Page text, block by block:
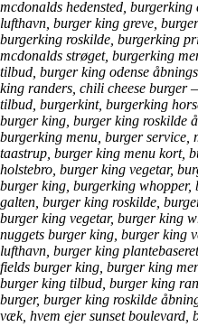
mcdonalds hedensted,
lufthavn, burger king greve,
burgerking roskilde, burgerking
mcdonalds strøget, burgerking
tilbud, burger king odense
king randers, chili cheese burger
tilbud, burgerkint, burgerking
burger king, burger king roskilde
burgerking menu, burger service,
taastrup, burger king menu kort,
holstebro, burger king vegetar,
burger king, burgerking
galten, burger king roskilde,
burger king vegetar, burger king
nuggets burger king, burger king
lufthavn, burger king
fields burger king, burger king
burger king tilbud, burger king
burger, burger king roskilde
væk, hvem ejer sunset boulevard,